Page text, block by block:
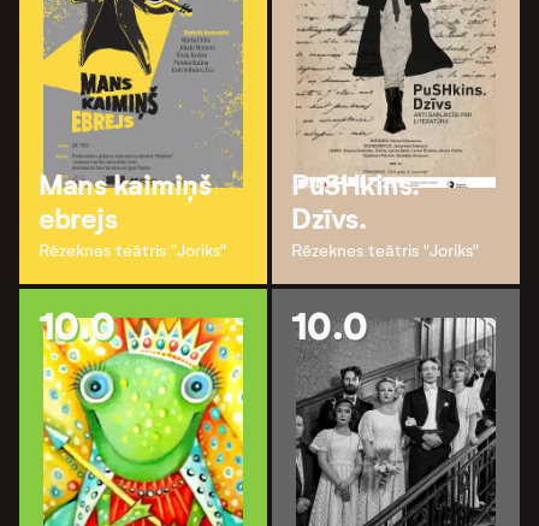
Mans kaimiņš
ebrejs
Rēzeknes teātris "Joriks"
PuSHkins.
Dzīvs.
Rēzeknes teātris "Joriks"
10.0 10.0